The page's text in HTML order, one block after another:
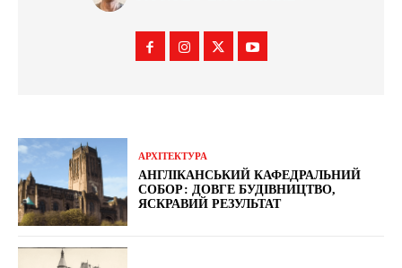
АРХІТЕКТУРА
АНГЛІКАНСЬКИЙ КАФЕДРАЛЬНИЙ
СОБОР: ДОВГЕ БУДІВНИЦТВО,
ЯСКРАВИЙ РЕЗУЛЬТАТ